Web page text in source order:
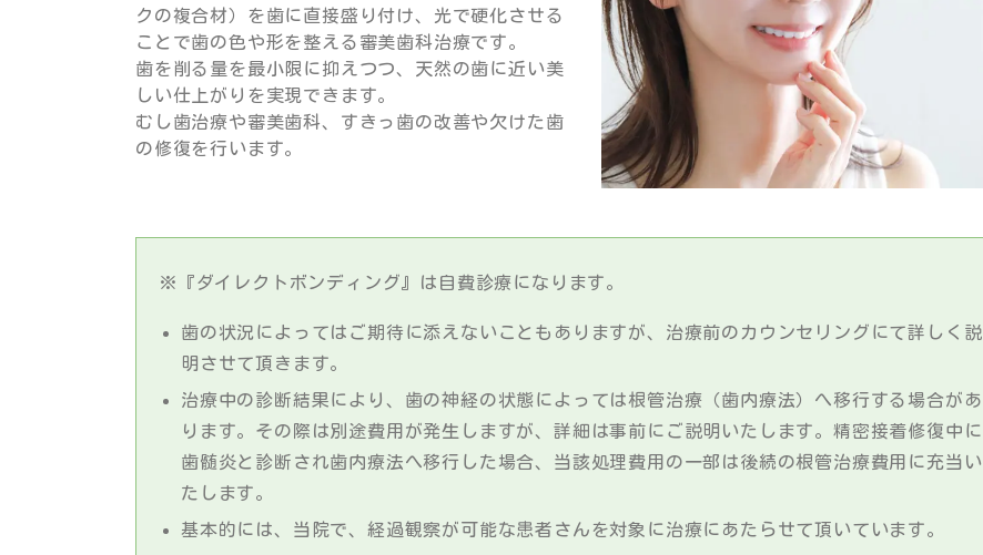
クの複合材）を歯に直接盛り付け、光で硬化させる
ことで歯の色や形を整える審美歯科治療です。
歯を削る量を最小限に抑えつつ、天然の歯に近い美
しい仕上がりを実現できます。
むし歯治療や審美歯科、すきっ歯の改善や欠けた歯
の修復を行います。
※『ダイレクトボンディング』は自費診療になります。
歯の状況によってはご期待に添えないこともありますが、治療前のカウンセリングにて詳しく説
明させて頂きます。
治療中の診断結果により、歯の神経の状態によっては根管治療（歯内療法）へ移行する場合があ
ります。その際は別途費用が発生しますが、詳細は事前にご説明いたします。精密接着修復中に
歯髄炎と診断され歯内療法へ移行した場合、当該処理費用の一部は後続の根管治療費用に充当い
たします。
基本的には、当院で、経過観察が可能な患者さんを対象に治療にあたらせて頂いています。